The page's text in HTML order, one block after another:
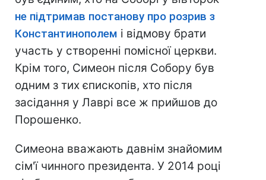
не підтримав постанову про розрив з
Константинополем і відмову брати
участь у створенні помісної церкви.
Крім того, Симеон після Собору був
одним з тих єпископів, хто після
засідання у Лаврі все ж прийшов до
Порошенко.
Симеона вважають давнім знайомим
сім'ї чинного президента. У 2014 році